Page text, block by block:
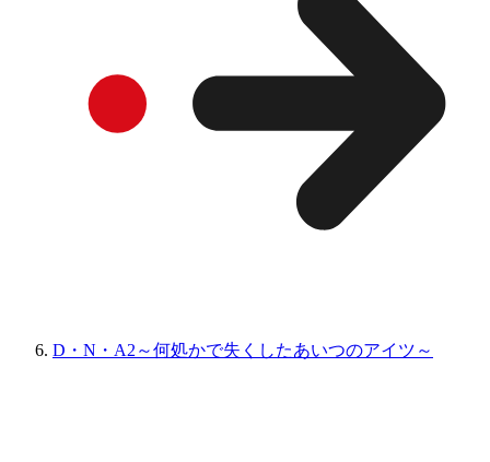
D・N・A2～何処かで失くしたあいつのアイツ～